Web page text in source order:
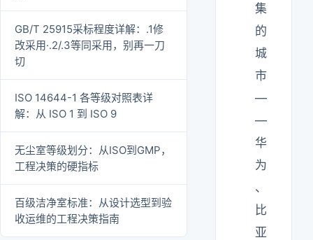
GB/T 25915采标程度详解：.1修
改采用·.2/.3等同采用，别再一刀
切
ISO 14644-1 各等级对照表详
解：从 ISO 1 到 ISO 9
无尘室等级划分：从ISO到GMP，
工程决策的硬指标
百级洁净室标准：从设计选型到验
收运维的工程决策指南
集
的
城
市
—
—
华
为
、
比
亚